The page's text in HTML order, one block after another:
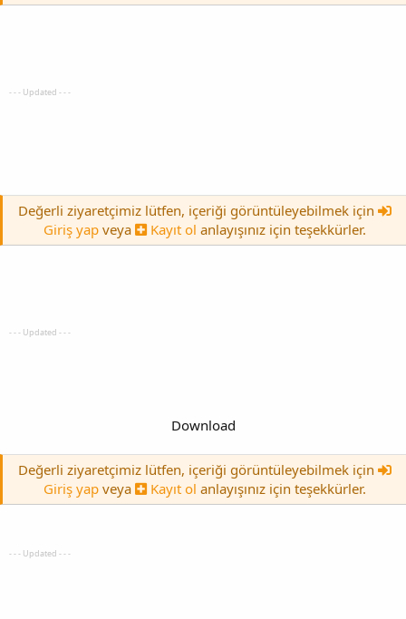
- - - Updated - - -
Değerli ziyaretçimiz lütfen, içeriği görüntüleyebilmek için
Giriş yap veya Kayıt ol anlayışınız için teşekkürler.
- - - Updated - - -
Download
Değerli ziyaretçimiz lütfen, içeriği görüntüleyebilmek için
Giriş yap veya Kayıt ol anlayışınız için teşekkürler.
- - - Updated - - -